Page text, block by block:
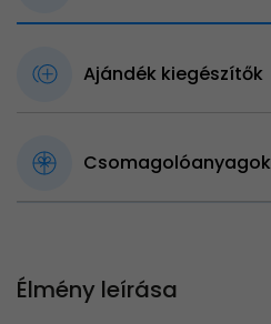
Ajándék kiegészítők
Csomagolóanyagok
Élmény leírása